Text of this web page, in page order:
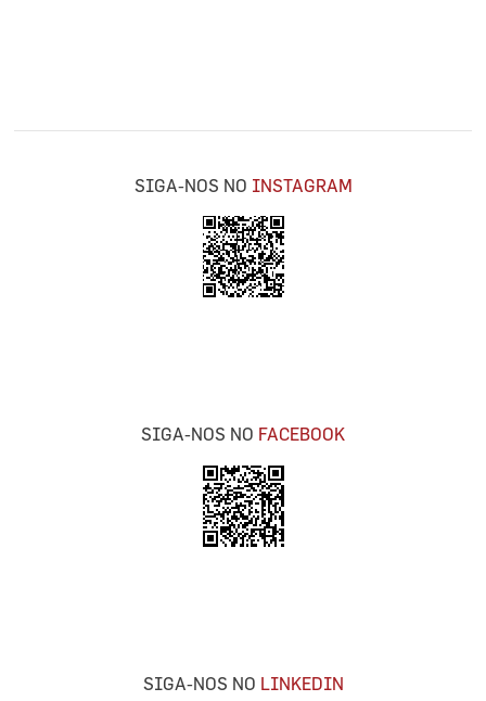
SIGA-NOS NO INSTAGRAM
SIGA-NOS NO FACEBOOK
SIGA-NOS NO LINKEDIN